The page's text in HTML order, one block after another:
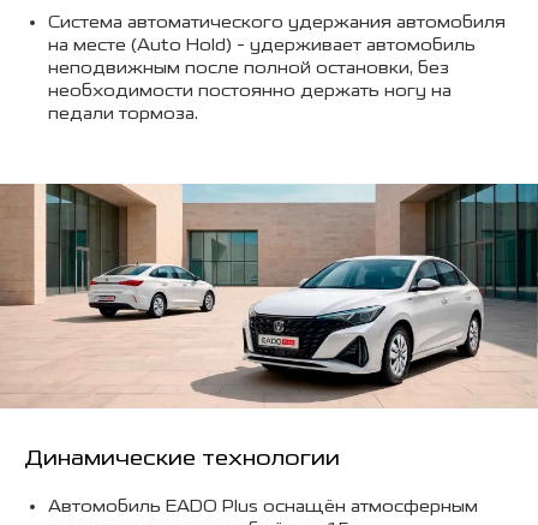
Система автоматического удержания автомобиля
на месте (Auto Hold) - удерживает автомобиль
неподвижным после полной остановки, без
необходимости постоянно держать ногу на
педали тормоза.
Динамические технологии
Автомобиль EADO Plus оснащён атмосферным